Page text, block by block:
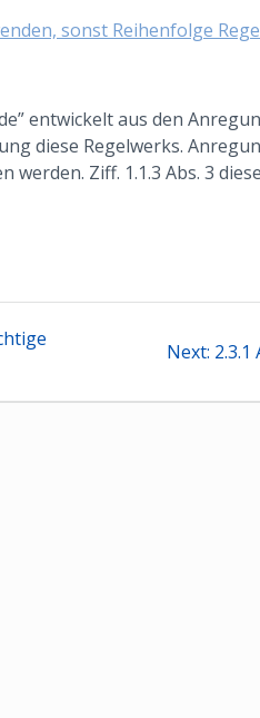
sonst Reihenfolge
entwickelt aus den
diese Regelwerks.
Ziff. 1.1.3 Abs. 3
Next: Next